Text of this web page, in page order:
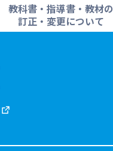
教科書・指導書・教材の
訂正・変更について